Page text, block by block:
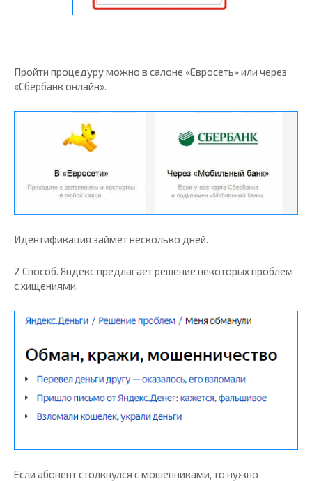
Пройти процедуру можно в салоне «Евросеть» или через
«Сбербанк онлайн».
Идентификация займёт несколько дней.
2 Способ. Яндекс предлагает решение некоторых проблем
с хищениями.
Если абонент столкнулся с мошенниками, то нужно